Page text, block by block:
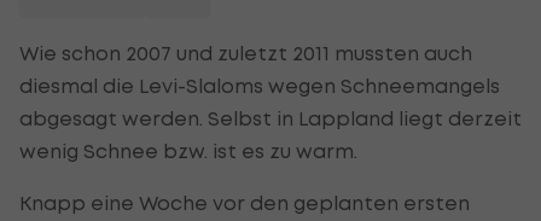
Wie schon 2007 und zuletzt 2011 mussten auch
diesmal die Levi-Slaloms wegen Schneemangels
abgesagt werden. Selbst in Lappland liegt derzeit
wenig Schnee bzw. ist es zu warm.
Knapp eine Woche vor den geplanten ersten